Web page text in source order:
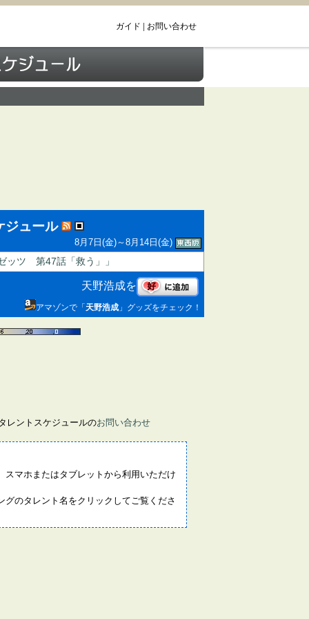
ガイド お問い合わせ
ジュール
8月7日(金)～8月14日(金)
ッツ 第47話「救う」」
天野浩成を
アマゾンで「 天野浩成 」グッズをチェック！
レントスケジュールのお問い合わせ
マホまたはタブレットから利用いただけ
グのタレント名をクリックしてご覧くださ